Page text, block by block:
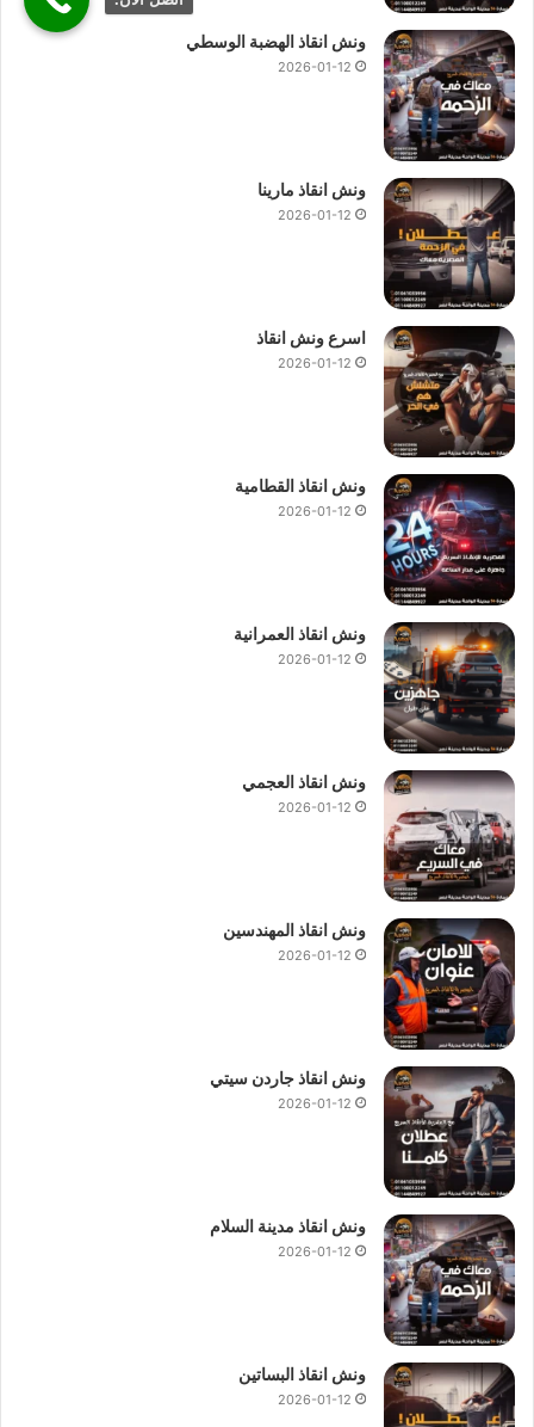
ونش انقاذ الهضبة الوسطي
2026-01-12
ونش انقاذ مارينا
2026-01-12
اسرع ونش انقاذ
2026-01-12
ونش انقاذ القطامية
2026-01-12
ونش انقاذ العمرانية
2026-01-12
ونش انقاذ العجمي
2026-01-12
ونش انقاذ المهندسين
2026-01-12
ونش انقاذ جاردن سيتي
2026-01-12
ونش انقاذ مدينة السلام
2026-01-12
ونش انقاذ البساتين
2026-01-12